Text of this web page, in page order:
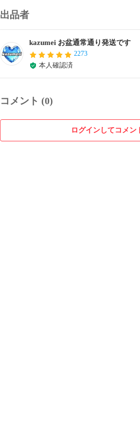
出品者
kazumei お盆通常通り発送です
2273
本人確認済
コメント (0)
ログインしてコメン